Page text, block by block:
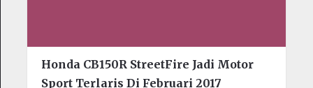
Honda CB150R StreetFire Jadi Motor
Sport Terlaris Di Februari 2017